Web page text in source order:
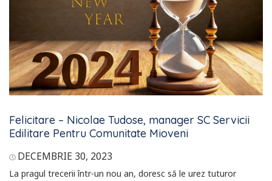
Felicitare – Nicolae Tudose, manager SC Servicii
Edilitare Pentru Comunitate Mioveni
DECEMBRIE 30, 2023
La pragul trecerii într-un nou an, doresc să le urez tuturor